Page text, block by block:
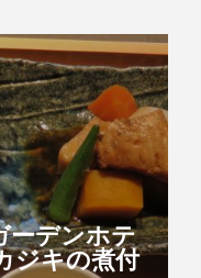
ーデンホテ
ジキの煮付